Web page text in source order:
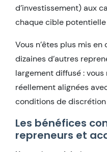
d’investissement) aux
chaque cible
Vous n’êtes plus mis
dizaines d’autres
largement diffusé :
réellement alignées
conditions de
Les bénéfices
repreneurs et